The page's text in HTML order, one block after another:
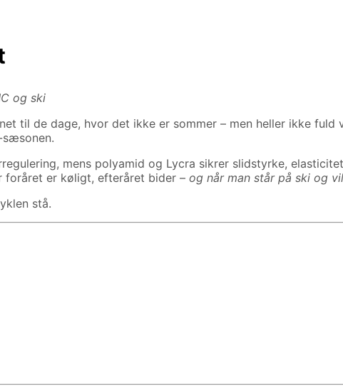
og ski
til de dage, hvor det ikke er sommer – men heller ikke
mens polyamid og Lycra sikrer slidstyrke,
foråret er køligt, efteråret bider – og når man står på ski og
stå.